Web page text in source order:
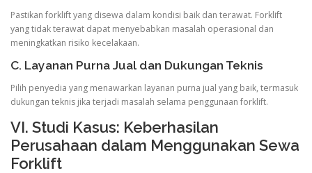
Pastikan forklift yang disewa dalam kondisi baik dan terawat. Forklift
yang tidak terawat dapat menyebabkan masalah operasional dan
meningkatkan risiko kecelakaan.
C. Layanan Purna Jual dan Dukungan Teknis
Pilih penyedia yang menawarkan layanan purna jual yang baik, termasuk
dukungan teknis jika terjadi masalah selama penggunaan forklift.
VI. Studi Kasus: Keberhasilan
Perusahaan dalam Menggunakan Sewa
Forklift